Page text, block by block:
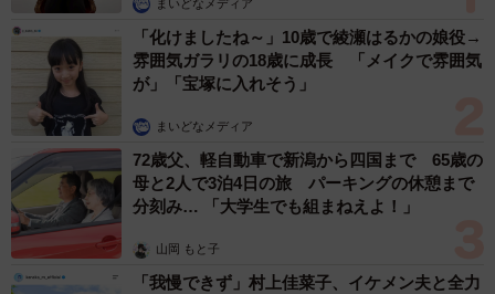
まいどなメディア
「化けましたね～」10歳で綾瀬はるかの娘役→
雰囲気ガラリの18歳に成長 「メイクで雰囲気
が」「宝塚に入れそう」
まいどなメディア
72歳父、軽自動車で新潟から四国まで 65歳の
母と2人で3泊4日の旅 パーキングの休憩まで
分刻み… 「大学生でも組まねえよ！」
山岡 もと子
「我慢できず」村上佳菜子、イケメン夫と全力